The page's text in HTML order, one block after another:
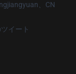
、CN
イート